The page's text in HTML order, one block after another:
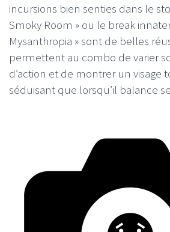
incursions bien senties dans le
Smoky Room » ou le break
Mysanthropia » sont de belles
permettent au combo de varier
d’action et de montrer un visage
séduisant que lorsqu’il balance